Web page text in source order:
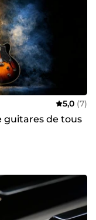
5,0 (7)
guitares de tous